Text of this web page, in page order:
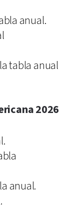
anual.
tabla anual
2026
anual.